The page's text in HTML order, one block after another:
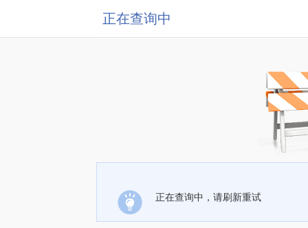
正在查询中
正在查询中，请刷新重试